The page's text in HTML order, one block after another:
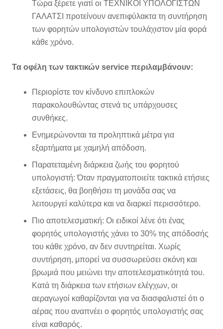
Τώρα ξέρετε γιατί οι ΤΕΧΝΙΚΟΙ ΥΠΟΛΟΓΙΣΤΩΝ
ΓΑΛΑΤΣΙ προτείνουν ανεπιφύλακτα τη συντήρηση
των φορητών υπολογιστών τουλάχιστον μία φορά
κάθε χρόνο.
Τα οφέλη των τακτικών service περιλαμβάνουν:
Περιορίστε τον κίνδυνο επιπλοκών
παρακολουθώντας στενά τις υπάρχουσες
συνθήκες.
Ενημερώνονται τα προληπτικά μέτρα για
εξαρτήματα με χαμηλή απόδοση.
Παρατεταμένη διάρκεια ζωής του φορητού
υπολογιστή: Όταν πραγματοποιείτε τακτικά ετήσιες
εξετάσεις, θα βοηθήσει τη μονάδα σας να
λειτουργεί καλύτερα και να διαρκεί περισσότερο.
Πιο αποτελεσματική: Οι ειδικοί λένε ότι ένας
φορητός υπολογιστής χάνει το 30% της απόδοσής
του κάθε χρόνο, αν δεν συντηρείται. Χωρίς
συντήρηση, μπορεί να συσσωρεύσει σκόνη και
βρωμιά που μειώνει την αποτελεσματικότητά του.
Κατά τη διάρκεια των ετήσιων ελέγχων, οι
αεραγωγοί καθαρίζονται για να διασφαλιστεί ότι ο
αέρας που αναπνέει ο φορητός υπολογιστής σας
είναι καθαρός.